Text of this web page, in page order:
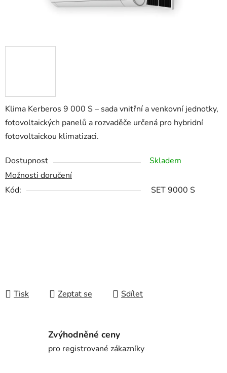
Klima Kerberos 9 000 S – sada vnitřní a venkovní jednotky,
fotovoltaických panelů a rozvaděče určená pro hybridní
fotovoltaickou klimatizaci.
Dostupnost
Skladem
Možnosti doručení
Kód:
SET 9000 S
Tisk Zeptat se Sdílet
Zvýhodněné ceny
pro registrované zákazníky